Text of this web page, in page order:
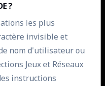
?
les plus
invisible et
nom d'utilisateur ou
Jeux et Réseaux
instructions